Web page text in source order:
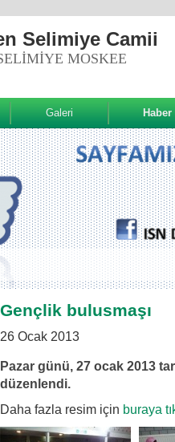
Selimiye Camii
MOSKEE
Galeri Haber
Gençlik bulusmaşı
26 Ocak 2013
Pazar günü, 27 ocak 2013
düzenlendi.
Daha fazla resim için buraya